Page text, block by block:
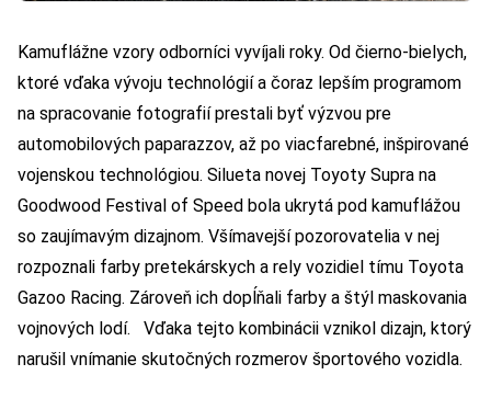
Kamuflážne vzory odborníci vyvíjali roky. Od čierno-bielych,
ktoré vďaka vývoju technológií a čoraz lepším programom
na spracovanie fotografií prestali byť výzvou pre
automobilových paparazzov, až po viacfarebné, inšpirované
vojenskou technológiou. Silueta novej Toyoty Supra na
Goodwood Festival of Speed bola ukrytá pod kamuflážou
so zaujímavým dizajnom. Všímavejší pozorovatelia v nej
rozpoznali farby pretekárskych a rely vozidiel tímu Toyota
Gazoo Racing. Zároveň ich dopĺňali farby a štýl maskovania
vojnových lodí. Vďaka tejto kombinácii vznikol dizajn, ktorý
narušil vnímanie skutočných rozmerov športového vozidla.